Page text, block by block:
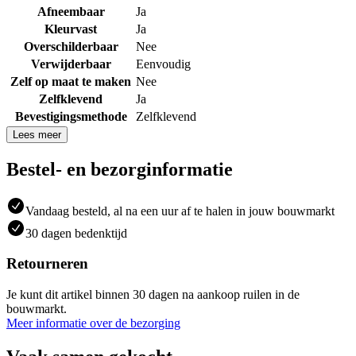
Afneembaar
Ja
Kleurvast
Ja
Overschilderbaar
Nee
Verwijderbaar
Eenvoudig
Zelf op maat te maken Nee
Zelfklevend
Ja
Bevestigingsmethode
Zelfklevend
Lees meer
Bestel- en bezorginformatie
Vandaag besteld, al na een uur af te halen in jouw bouwmarkt
30 dagen bedenktijd
Retourneren
Je kunt dit artikel binnen 30 dagen na aankoop ruilen in de
bouwmarkt.
Meer informatie over de bezorging